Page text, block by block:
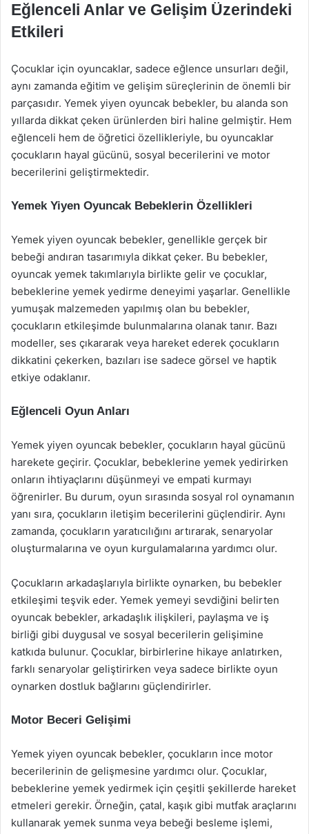
Eğlenceli Anlar ve Gelişim Üzerindeki
Etkileri
Çocuklar için oyuncaklar, sadece eğlence unsurları değil,
aynı zamanda eğitim ve gelişim süreçlerinin de önemli bir
parçasıdır. Yemek yiyen oyuncak bebekler, bu alanda son
yıllarda dikkat çeken ürünlerden biri haline gelmiştir. Hem
eğlenceli hem de öğretici özellikleriyle, bu oyuncaklar
çocukların hayal gücünü, sosyal becerilerini ve motor
becerilerini geliştirmektedir.
Yemek Yiyen Oyuncak Bebeklerin Özellikleri
Yemek yiyen oyuncak bebekler, genellikle gerçek bir
bebeği andıran tasarımıyla dikkat çeker. Bu bebekler,
oyuncak yemek takımlarıyla birlikte gelir ve çocuklar,
bebeklerine yemek yedirme deneyimi yaşarlar. Genellikle
yumuşak malzemeden yapılmış olan bu bebekler,
çocukların etkileşimde bulunmalarına olanak tanır. Bazı
modeller, ses çıkararak veya hareket ederek çocukların
dikkatini çekerken, bazıları ise sadece görsel ve haptik
etkiye odaklanır.
Eğlenceli Oyun Anları
Yemek yiyen oyuncak bebekler, çocukların hayal gücünü
harekete geçirir. Çocuklar, bebeklerine yemek yedirirken
onların ihtiyaçlarını düşünmeyi ve empati kurmayı
öğrenirler. Bu durum, oyun sırasında sosyal rol oynamanın
yanı sıra, çocukların iletişim becerilerini güçlendirir. Aynı
zamanda, çocukların yaratıcılığını artırarak, senaryolar
oluşturmalarına ve oyun kurgulamalarına yardımcı olur.
Çocukların arkadaşlarıyla birlikte oynarken, bu bebekler
etkileşimi teşvik eder. Yemek yemeyi sevdiğini belirten
oyuncak bebekler, arkadaşlık ilişkileri, paylaşma ve iş
birliği gibi duygusal ve sosyal becerilerin gelişimine
katkıda bulunur. Çocuklar, birbirlerine hikaye anlatırken,
farklı senaryolar geliştirirken veya sadece birlikte oyun
oynarken dostluk bağlarını güçlendirirler.
Motor Beceri Gelişimi
Yemek yiyen oyuncak bebekler, çocukların ince motor
becerilerinin de gelişmesine yardımcı olur. Çocuklar,
bebeklerine yemek yedirmek için çeşitli şekillerde hareket
etmeleri gerekir. Örneğin, çatal, kaşık gibi mutfak araçlarını
kullanarak yemek sunma veya bebeği besleme işlemi,